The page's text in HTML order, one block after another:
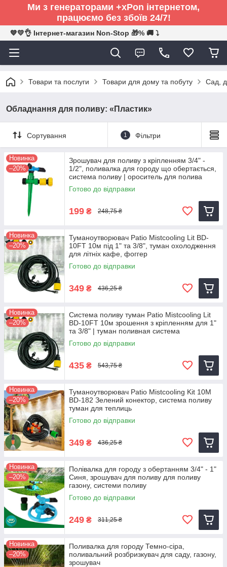
Ми з генераторами +xPon інтернетом,
працюємо без збоїв 24/7!
💙💛👌 Інтернет-магазин Non-Stop 🎁% 🚚 ⤵
Товари та послуги Товари для дому та побуту Сад,
Обладнання для поливу: «Пластик»
Сортування 1 Фільтри
Новинка
–20%
Зрошувач для поливу з кріпленням 3/4" -
1/2", поливалка для городу що обертається,
система поливу | ороситель для полива
Готово до відправки
199 ₴ 248,75 ₴
Новинка
–20%
Туманоутворювач Patio Mistcooling Lit BD-
10FT 10м під 1" та 3/8", туман охолодження
для літніх кафе, фоггер
Готово до відправки
349 ₴ 436,25 ₴
Новинка
–20%
Система поливу туман Patio Mistcooling Lit
BD-10FT 10м зрошення з кріпленням для 1"
та 3/8" | туман поливная система
Готово до відправки
435 ₴ 543,75 ₴
Новинка
–20%
Туманоутворювач Patio Mistcooling Kit 10M
BD-182 Зелений конектор, система поливу
туман для теплиць
Готово до відправки
349 ₴ 436,25 ₴
Новинка
–20%
Полівалка для городу з обертанням 3/4" - 1"
Синя, зрошувач для поливу для поливу
газону, системи поливу
Готово до відправки
249 ₴ 311,25 ₴
Новинка
–20%
Поливалка для городу Темно-сіра,
поливальний розбризкувач для саду, газону,
зрошувач